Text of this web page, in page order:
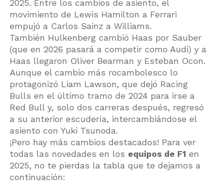
2025. Entre los cambios de asiento, el
movimiento de Lewis Hamilton a Ferrari
empujó a Carlos Sainz a Williams.
También Hulkenberg cambió Haas por Sauber
(que en 2026 pasará a competir como Audi) y a
Haas llegaron Oliver Bearman y Esteban Ocon.
Aunque el cambio más rocambolesco lo
protagonizó Liam Lawson, que dejó Racing
Bulls en el último tramo de 2024 para irse a
Red Bull y, solo dos carreras después, regresó
a su anterior escudería, intercambiándose el
asiento con Yuki Tsunoda.
¡Pero hay más cambios destacados! Para ver
todas las novedades en los equipos de F1 en
2025, no te pierdas la tabla que te dejamos a
continuación: